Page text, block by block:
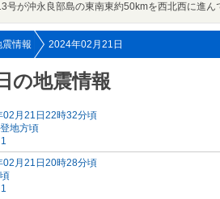
号が沖永良部島の東南東約50kmを西北西に進ん
情報 2024年02月21日
の地震情報
02月21日22時32分頃
地方頃
02月21日20時28分頃